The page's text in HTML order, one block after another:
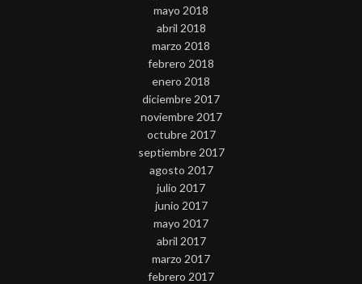
mayo 2018
abril 2018
marzo 2018
febrero 2018
enero 2018
diciembre 2017
noviembre 2017
octubre 2017
septiembre 2017
agosto 2017
julio 2017
junio 2017
mayo 2017
abril 2017
marzo 2017
febrero 2017